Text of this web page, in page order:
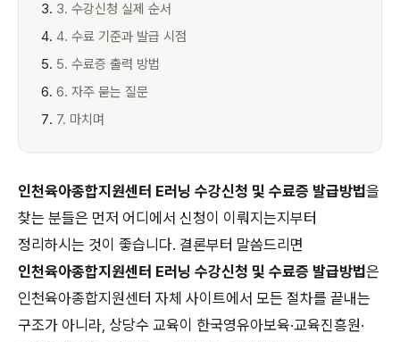
3. 수강신청 실제 순서
4. 수료 기준과 발급 시점
5. 수료증 출력 방법
6. 자주 묻는 질문
7. 마치며
인천육아종합지원센터 E러닝 수강신청 및 수료증 발급방법을
찾는 분들은 먼저 어디에서 신청이 이뤄지는지부터
정리하시는 것이 좋습니다. 결론부터 말씀드리면
인천육아종합지원센터 E러닝 수강신청 및 수료증 발급방법은
인천육아종합지원센터 자체 사이트에서 모든 절차를 끝내는
구조가 아니라, 상당수 교육이 한국영유아보육·교육진흥원·